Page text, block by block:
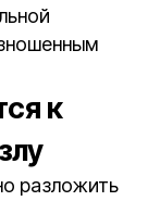
к
разложить